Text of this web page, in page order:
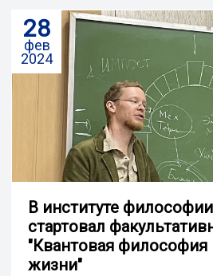
28
фев
2024
В институте
стартовал
"Квантовая философия
жизни"